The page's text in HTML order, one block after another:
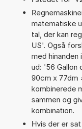
matematiske
tal, der kan
US'. Også
med hinanden
ud: '56 Gallon
90cm x 77dm
kombinerede
sammen og
kombination.
Hvis der er